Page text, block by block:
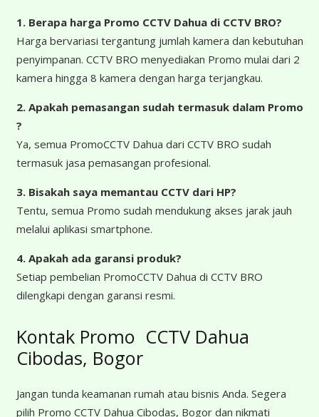
1. Berapa harga Promo CCTV Dahua di CCTV BRO?
Harga bervariasi tergantung jumlah kamera dan kebutuhan
penyimpanan. CCTV BRO menyediakan Promo mulai dari 2
kamera hingga 8 kamera dengan harga terjangkau.
2. Apakah pemasangan sudah termasuk dalam Promo
?
Ya, semua PromoCCTV Dahua dari CCTV BRO sudah
termasuk jasa pemasangan profesional.
3. Bisakah saya memantau CCTV dari HP?
Tentu, semua Promo sudah mendukung akses jarak jauh
melalui aplikasi smartphone.
4. Apakah ada garansi produk?
Setiap pembelian PromoCCTV Dahua di CCTV BRO
dilengkapi dengan garansi resmi.
Kontak Promo CCTV Dahua
Cibodas, Bogor
Jangan tunda keamanan rumah atau bisnis Anda. Segera
pilih Promo CCTV Dahua Cibodas, Bogor dan nikmati